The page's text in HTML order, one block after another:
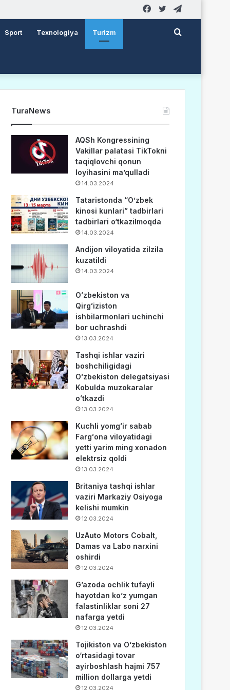
Twitter
Facebook
Sport Texnologiya Turizm Search
TuraNews
AQSh Kongressining
Vakillar palatasi TikTokni
taqiqlovchi qonun
loyihasini ma’qulladi
14.03.2024
Tataristonda “O’zbek
kinosi kunlari” tadbirlari
tadbirlari o‘tkazilmoqda
14.03.2024
Andijon viloyatida zilzila
kuzatildi
14.03.2024
Oʻzbekiston va
Qirgʻiziston
ishbilarmonlari uchinchi
bor uchrashdi
13.03.2024
Tashqi ishlar vaziri
boshchiligidagi
Oʻzbekiston delegatsiyasi
Kobulda muzokaralar
oʻtkazdi
13.03.2024
Kuchli yomgʻir sabab
Fargʻona viloyatidagi
yetti yarim ming xonadon
elektrsiz qoldi
13.03.2024
Britaniya tashqi ishlar
vaziri Markaziy Osiyoga
kelishi mumkin
12.03.2024
UzAuto Motors Cobalt,
Damas va Labo narxini
oshirdi
12.03.2024
G’azoda ochlik tufayli
hayotdan ko’z yumgan
falastinliklar soni 27
nafarga yetdi
12.03.2024
Tojikiston va O‘zbekiston
o‘rtasidagi tovar
ayirboshlash hajmi 757
million dollarga yetdi
12.03.2024